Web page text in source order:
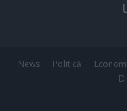
News Politică